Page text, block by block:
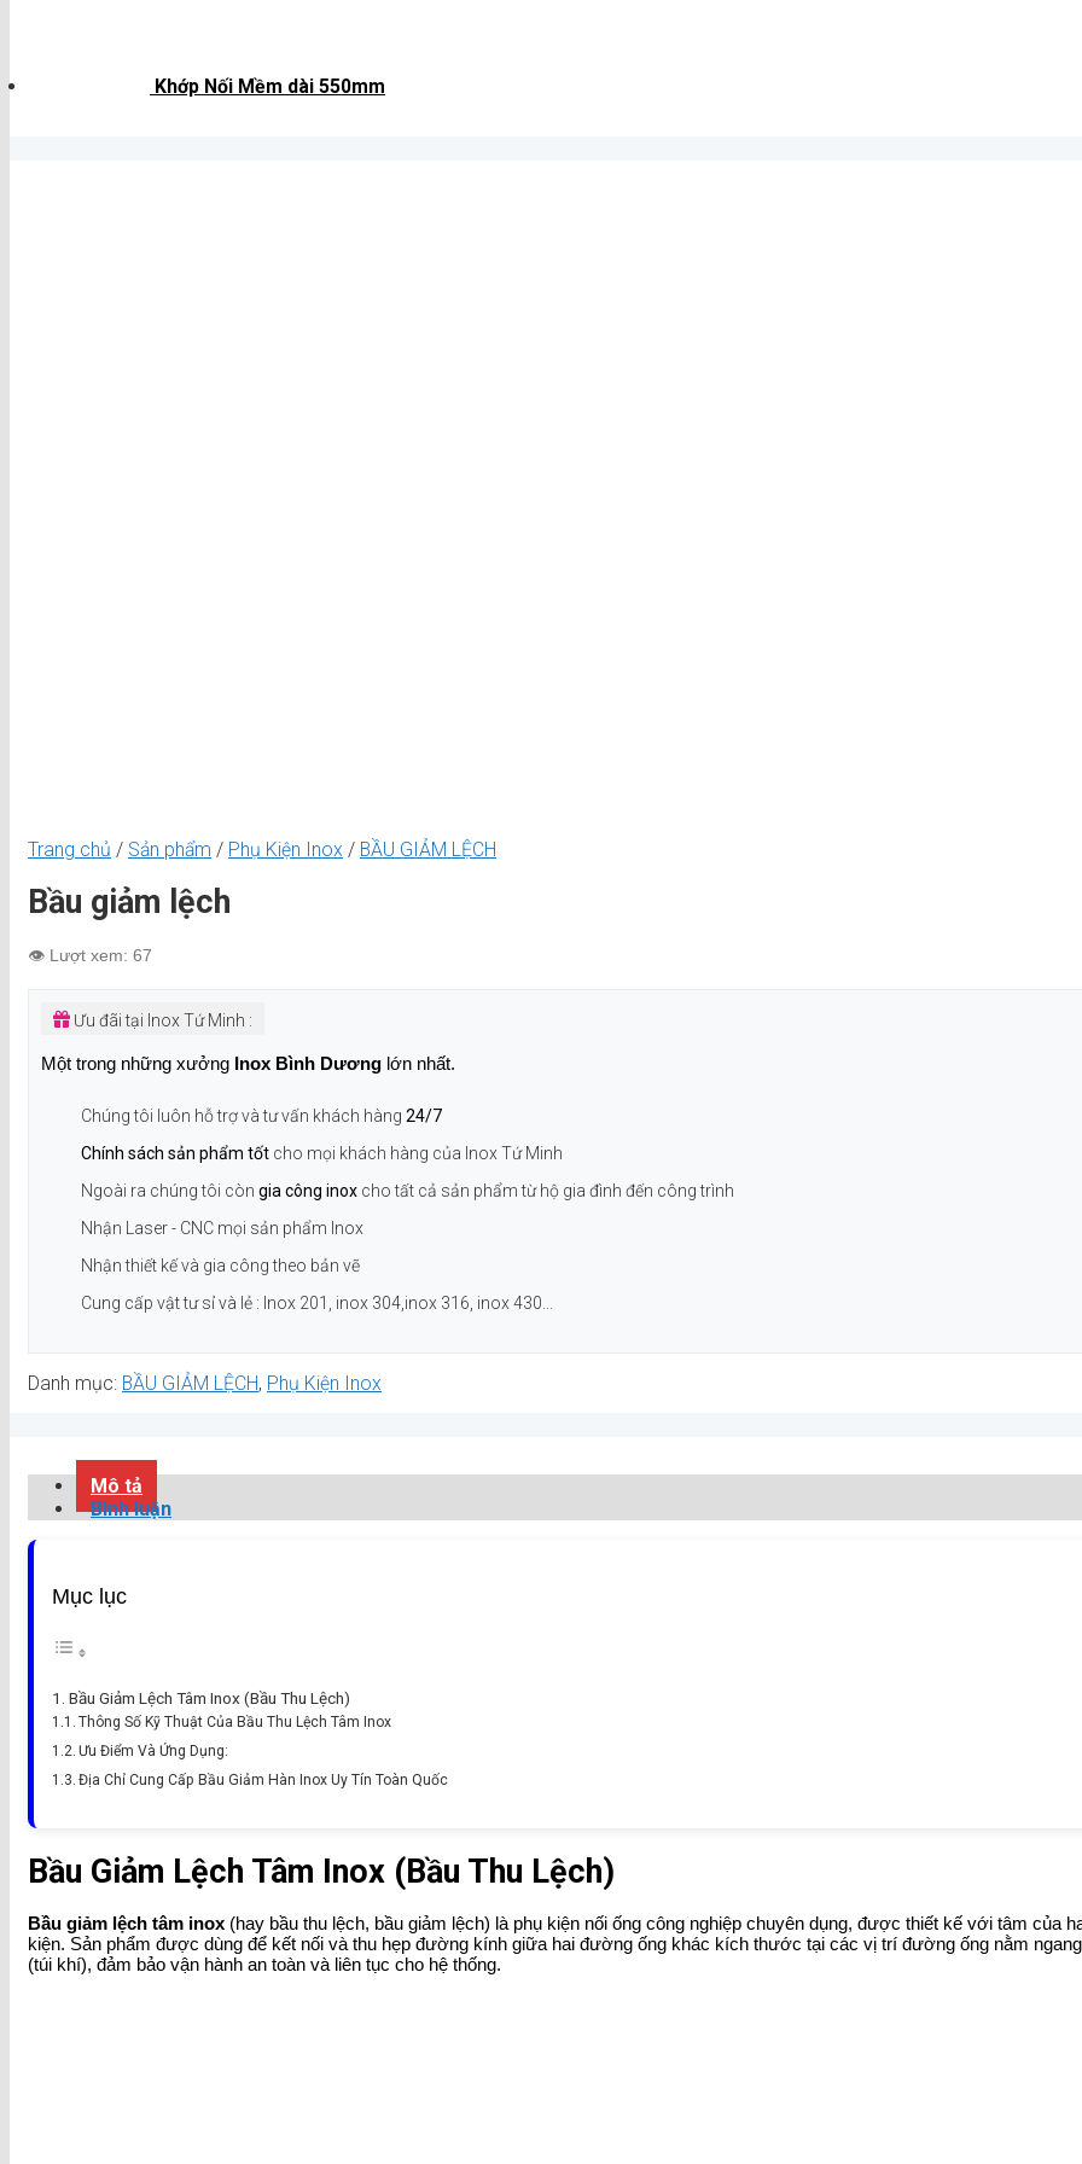
Khớp Nối Mềm dài 550mm
Trang chủ / Sản phẩm / Phụ Kiện Inox / BẦU GIẢM LỆCH
Bầu giảm lệch
👁️ Lượt xem: 67
Ưu đãi tại Inox Tứ Minh :
Một trong những xưởng Inox Bình Dương lớn nhất.
Chúng tôi luôn hỗ trợ và tư vấn khách hàng 24/7
Chính sách sản phẩm tốt cho mọi khách hàng của Inox Tứ Minh
Ngoài ra chúng tôi còn gia công inox cho tất cả sản phẩm từ hộ gia đình đến công trình
Nhận Laser - CNC mọi sản phẩm Inox
Nhận thiết kế và gia công theo bản vẽ
Cung cấp vật tư sỉ và lẻ : Inox 201, inox 304,inox 316, inox 430...
Danh mục: BẦU GIẢM LỆCH, Phụ Kiện Inox
Mô tả
Bình luận
Mục lục
Bầu Giảm Lệch Tâm Inox (Bầu Thu Lệch)
Thông Số Kỹ Thuật Của Bầu Thu Lệch Tâm Inox
Ưu Điểm Và Ứng Dụng:
Địa Chỉ Cung Cấp Bầu Giảm Hàn Inox Uy Tín Toàn Quốc
Bầu Giảm Lệch Tâm Inox (Bầu Thu Lệch)
Bầu giảm lệch tâm inox (hay bầu thu lệch, bầu giảm lệch) là phụ kiện nối ống công nghiệp chuyên dụng, được thiết kế với tâm của
kiện. Sản phẩm được dùng để kết nối và thu hẹp đường kính giữa hai đường ống khác kích thước tại các vị trí đường ống nằm
(túi khí), đảm bảo vận hành an toàn và liên tục cho hệ thống.